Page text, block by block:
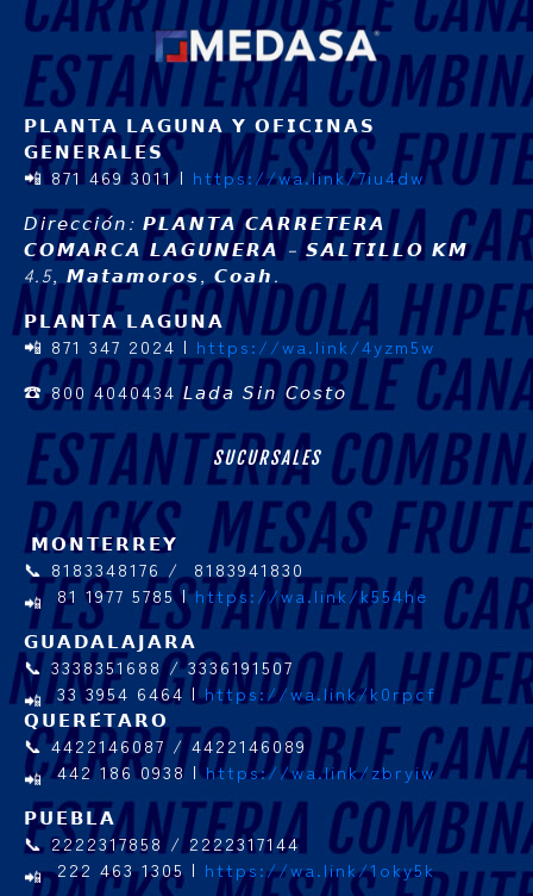
𝗣𝗟𝗔𝗡𝗧𝗔 𝗟𝗔𝗚𝗨𝗡𝗔 𝗬 𝗢𝗙𝗜𝗖𝗜𝗡𝗔𝗦
𝗚𝗘𝗡𝗘𝗥𝗔𝗟𝗘𝗦
📲 871 469 3011 | https://wa.link/7iu4dw
𝘋𝘪𝘳𝘦𝘤𝘤𝘪𝘰́𝘯: 𝙋𝙇𝘼𝙉𝙏𝘼 𝘾𝘼𝙍𝙍𝙀𝙏𝙀𝙍𝘼
𝘾𝙊𝙈𝘼𝙍𝘾𝘼 𝙇𝘼𝙂𝙐𝙉𝙀𝙍𝘼 – 𝙎𝘼𝙇𝙏𝙄𝙇𝙇𝙊 𝙆𝙈
4.5, 𝙈𝙖𝙩𝙖𝙢𝙤𝙧𝙤𝙨, 𝘾𝙤𝙖𝙝.
𝗣𝗟𝗔𝗡𝗧𝗔 𝗟𝗔𝗚𝗨𝗡𝗔
📲 871 347 2024 | https://wa.link/4yzm5w
☎ 800 4040434𝘓𝘢𝘥𝘢 𝘚𝘪𝘯 𝘊𝘰𝘴𝘵𝘰
SUCURSALES
𝗠𝗢𝗡𝗧𝗘𝗥𝗥𝗘𝗬
📞 8183348176 / 8183941830
81 1977 5785 |https://wa.link/k554he
𝗚𝗨𝗔𝗗𝗔𝗟𝗔𝗝𝗔𝗥𝗔
📞 3338351688 / 3336191507
33 3954 6464 |https://wa.link/k0rpcf
𝗤𝗨𝗘𝗥𝗘́𝗧𝗔𝗥𝗢
📞 4422146087 / 4422146089
442 186 0938 |https://wa.link/zbryiw
𝗣𝗨𝗘𝗕𝗟𝗔
📞 2222317858 / 2222317144
222 463 1305 | https://wa.link/1oky5k